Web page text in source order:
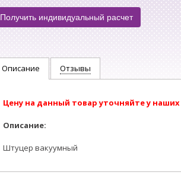
Получить индивидуальный расчет
Описание Отзывы
Цену на данный товар уточняйте у
Описание:
Штуцер вакуумный